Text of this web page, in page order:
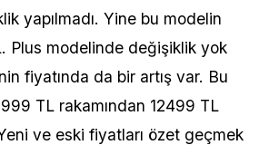
yapılmadı. Yine bu modelin
Plus modelinde değişiklik yok
fiyatında da bir artış var. Bu
TL rakamından 12499 TL
Yeni ve eski fiyatları özet geçmek